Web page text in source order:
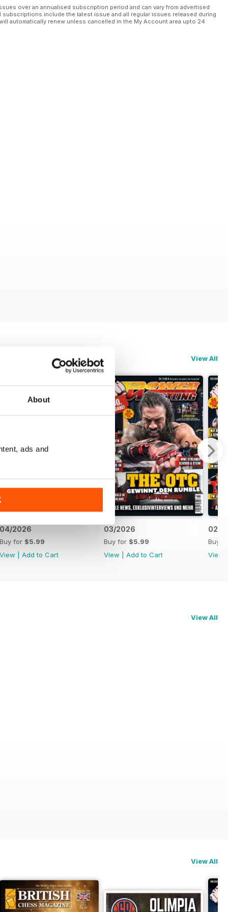
About
ads and
over an annualised subscription period and can vary from advertised
include the latest issue and all regular issues released during
automatically renew unless cancelled in the My Account area upto 24
View All
04/2026
Buy for $5.99
View
Add to Cart
03/2026
Buy for $5.99
View
Add to Cart
02/
Buy
View
View All
View All